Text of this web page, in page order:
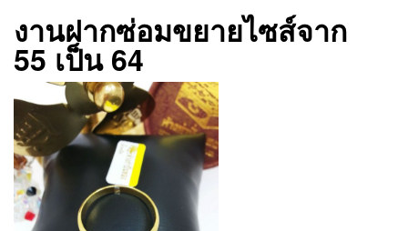
งานฝากซ่อมขยายไซส์จาก
55 เป็น 64